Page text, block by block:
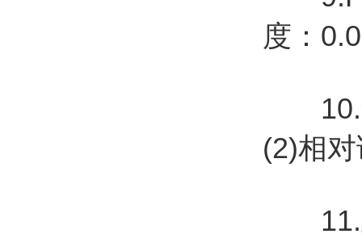
度：
10.含
(2)相
11.土